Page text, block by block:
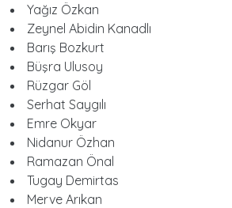
Yağız Özkan
Zeynel Abidin Kanadlı
Barış Bozkurt
Büşra Ulusoy
Rüzgar Göl
Serhat Saygılı
Emre Okyar
Nidanur Özhan
Ramazan Önal
Tugay Demirtas
Merve Arıkan